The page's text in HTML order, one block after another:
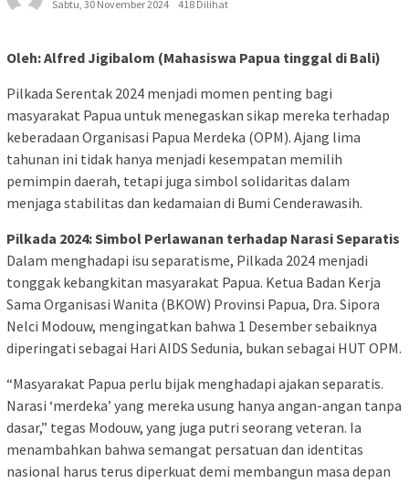
Sabtu, 30 November 2024
418 Dilihat
Oleh: Alfred Jigibalom (Mahasiswa Papua tinggal di Bali)
Pilkada Serentak 2024 menjadi momen penting bagi
masyarakat Papua untuk menegaskan sikap mereka terhadap
keberadaan Organisasi Papua Merdeka (OPM). Ajang lima
tahunan ini tidak hanya menjadi kesempatan memilih
pemimpin daerah, tetapi juga simbol solidaritas dalam
menjaga stabilitas dan kedamaian di Bumi Cenderawasih.
Pilkada 2024: Simbol Perlawanan terhadap Narasi Separatis
Dalam menghadapi isu separatisme, Pilkada 2024 menjadi
tonggak kebangkitan masyarakat Papua. Ketua Badan Kerja
Sama Organisasi Wanita (BKOW) Provinsi Papua, Dra. Sipora
Nelci Modouw, mengingatkan bahwa 1 Desember sebaiknya
diperingati sebagai Hari AIDS Sedunia, bukan sebagai HUT OPM.
“Masyarakat Papua perlu bijak menghadapi ajakan separatis.
Narasi ‘merdeka’ yang mereka usung hanya angan-angan tanpa
dasar,” tegas Modouw, yang juga putri seorang veteran. Ia
menambahkan bahwa semangat persatuan dan identitas
nasional harus terus diperkuat demi membangun masa depan